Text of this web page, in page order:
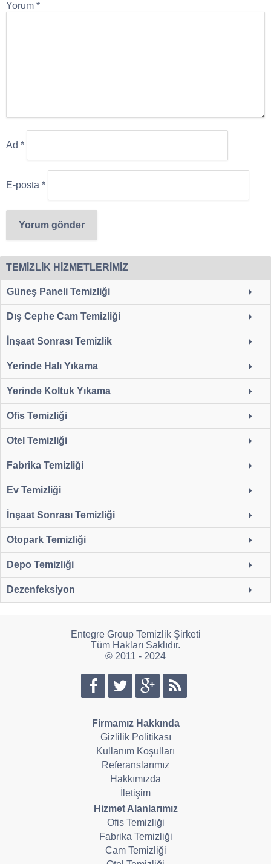
Yorum *
Ad *
E-posta *
TEMİZLİK HİZMETLERİMİZ
Güneş Paneli Temizliği
Dış Cephe Cam Temizliği
İnşaat Sonrası Temizlik
Yerinde Halı Yıkama
Yerinde Koltuk Yıkama
Ofis Temizliği
Otel Temizliği
Fabrika Temizliği
Ev Temizliği
İnşaat Sonrası Temizliği
Otopark Temizliği
Depo Temizliği
Dezenfeksiyon
Entegre Group Temizlik Şirketi
Tüm Hakları Saklıdır.
© 2011 - 2024
Firmamız Hakkında
Gizlilik Politikası
Kullanım Koşulları
Referanslarımız
Hakkımızda
İletişim
Hizmet Alanlarımız
Ofis Temizliği
Fabrika Temizliği
Cam Temizliği